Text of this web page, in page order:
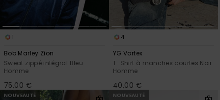
1
Bob Marley Zion
Sweat zippé intégral Bleu
Homme
75,00 €
4
YG Vortex
T-Shirt à manches courtes Noir
Homme
40,00 €
NOUVEAUTÉ NOUVEAUTÉ